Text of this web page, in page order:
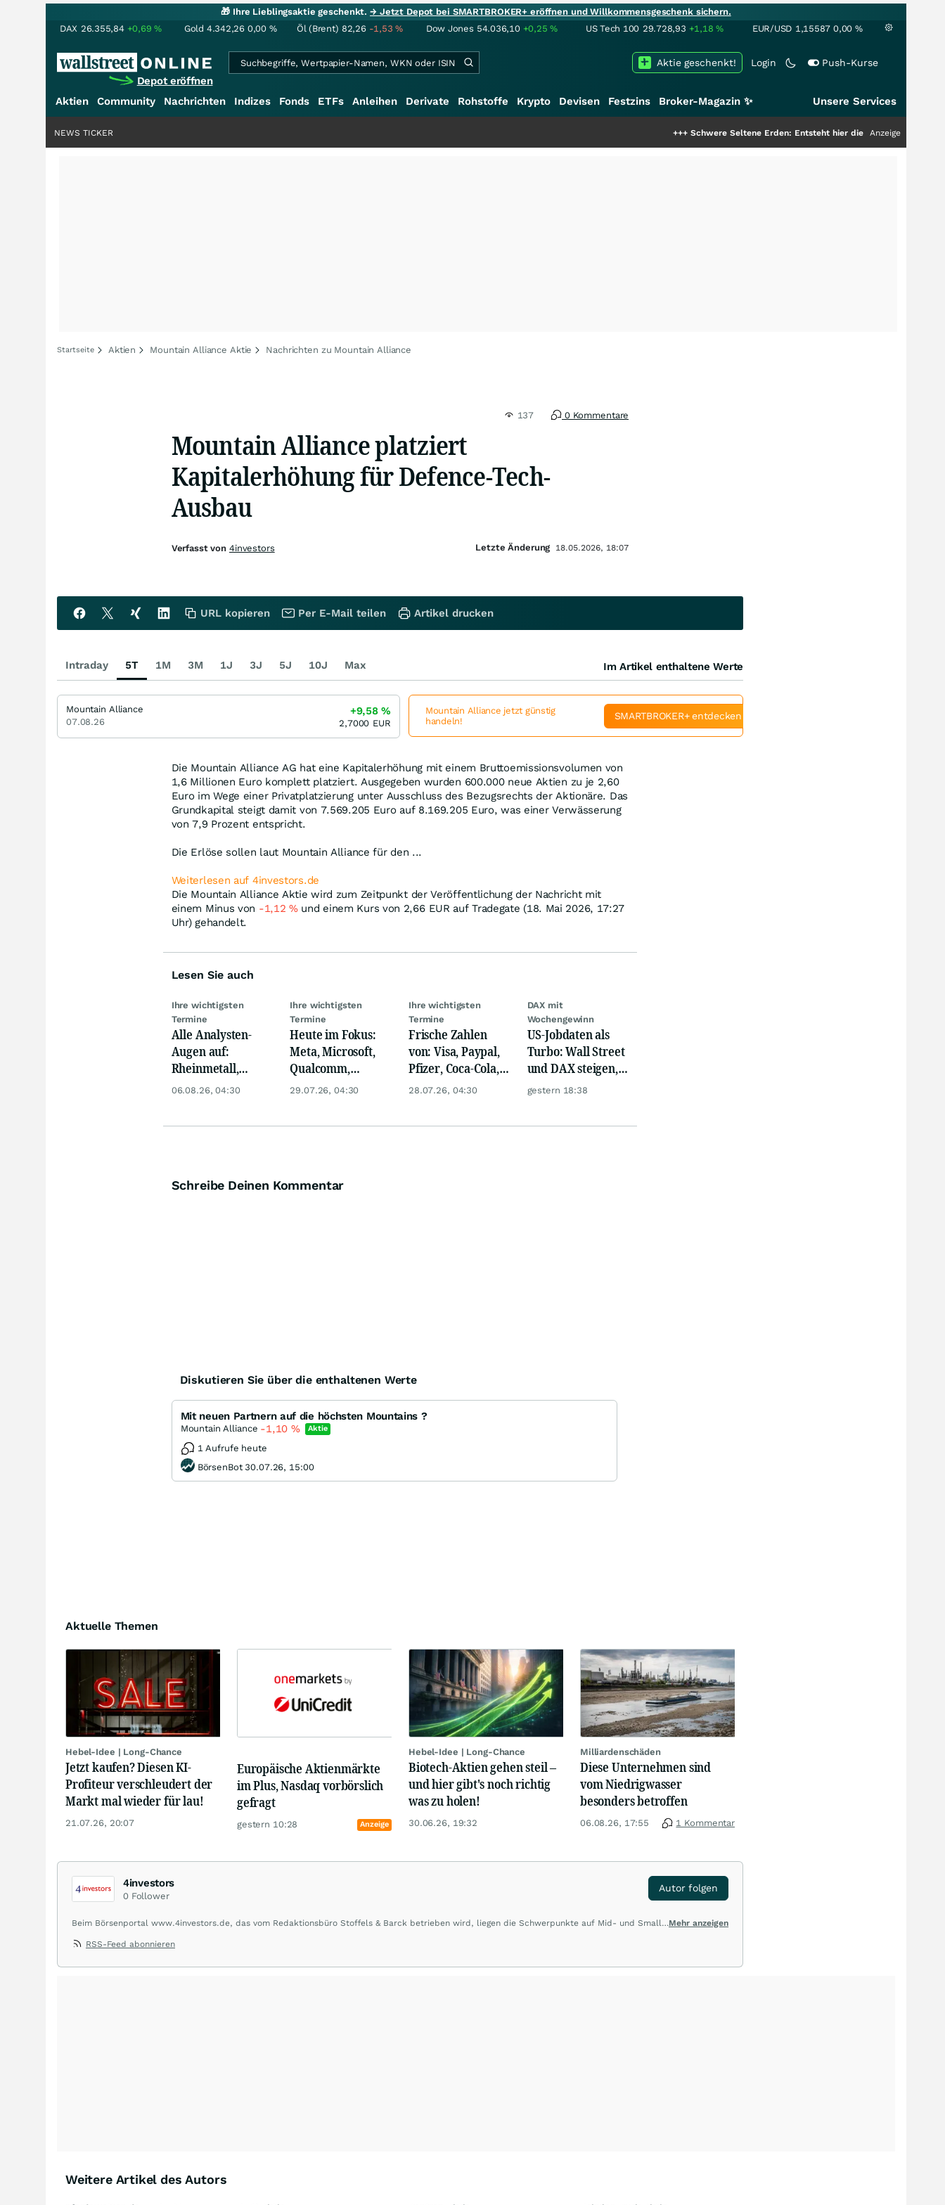
🎁 Ihre Lieblingsaktie geschenkt.→ Jetzt Depot bei SMARTBROKER+ eröffnen und Willkommensgeschenk sichern.
DAX 26.355,84 +0,69% Gold 4.342,26 0,00 % Öl (Brent) 82,26 -1,53% Dow Jones 54.036,10 +0,25% US Tech 100 29.728,93 +1,18% EUR/USD 1,15587 0,00 %
Depot eröffnen
Login Push-Kurse
Aktie geschenkt!
Aktien Community Nachrichten Indizes Fonds ETFs Anleihen Derivate Rohstoffe Krypto Devisen Festzins Broker-Magazin ✨ Unsere Services
Schwere Seltene Erden: Entsteht hier die nächste Milliardenstory?
Anzeige
NEWS TICKER
Startseite Aktien Mountain Alliance Aktie Nachrichten zu Mountain Alliance
137 0 Kommentare
Mountain Alliance platziert
Kapitalerhöhung für Defence-Tech-
Ausbau
Die Mountain Alliance AG hat eine Kapitalerhöhung mit einem Bruttoemissionsvolumen von
1,6 Millionen Euro komplett platziert. Ausgegeben wurden 600.000 neue Aktien zu je 2,60
Euro im Wege einer Privatplatzierung unter Ausschluss des Bezugsrechts der Aktionäre. Das
Grundkapital steigt damit von 7.569.205 Euro auf 8.169.205 Euro, was einer Verwässerung
von 7,9 Prozent entspricht.
Die Erlöse sollen laut Mountain Alliance für den ...
Weiterlesen auf 4investors.de
Die Mountain Alliance Aktie wird zum Zeitpunkt der Veröffentlichung der Nachricht mit
einem Minus von -1,12%und einem Kurs von 2,66 EUR auf Tradegate (18. Mai 2026, 17:27
Uhr) gehandelt.
Lesen Sie auch
Ihre wichtigsten
Termine
Alle Analysten-
Augen auf:
Rheinmetall,
Deutsche Telekom,
06.08.26, 04:30
Ihre wichtigsten
Termine
Heute im Fokus:
Meta, Microsoft,
Qualcomm,
Biogen, Airbus,
29.07.26, 04:30
Ihre wichtigsten
Termine
Frische Zahlen
von: Visa, Paypal,
Pfizer, Coca-Cola,
Logitech, UPS &
28.07.26, 04:30
DAX mit
Wochengewinn
US-Jobdaten als
Turbo: Wall Street
und DAX steigen,
Gold glänzt
gestern 18:38
Schreibe Deinen Kommentar
Diskutieren Sie über die enthaltenen Werte
Mit neuen Partnern auf die höchsten Mountains ?
Mountain Alliance -1,10 % Aktie
1 Aufrufe heute
BörsenBot 30.07.26, 15:00
Aktuelle Themen
Hebel-Idee | Long-Chance
Jetzt kaufen? Diesen KI-
Profiteur verschleudert der
Markt mal wieder für lau!
21.07.26, 20:07
Europäische Aktienmärkte
im Plus, Nasdaq vorbörslich
gefragt
gestern 10:28 Anzeige
Hebel-Idee | Long-Chance
Biotech-Aktien gehen steil –
und hier gibt's noch richtig
was zu holen!
30.06.26, 19:32
Milliardenschäden
Diese Unternehmen sind
vom Niedrigwasser
besonders betroffen
06.08.26, 17:55 1 Kommentar
4investors
0 Follower
Autor folgen
Mehr anzeigen
Beim Börsenportal www.4investors.de, das vom Redaktionsbüro Stoffels & Barck betrieben wird, liegen die Schwerpunkte auf Mid- und Small
beobachtet. Eine Übersicht über Ratingmeldungen renommierter Banken und Analystenhäuser sowie externe Kolumnen zu Konjunktur- und
RSS-Feed abonnieren
Weitere Artikel des Autors
Verfasst von 4investors Letzte Änderung 18.05.2026, 18:07
URL kopieren Per E-Mail teilen Artikel drucken
Intraday 5T 1M 3M 1J 3J 5J 10J Max Im Artikel enthaltene Werte
Mountain Alliance
07.08.26
+9,58%
2,7000 EUR
Mountain Alliance jetzt günstig
handeln!
SMARTBROKER+ entdecken